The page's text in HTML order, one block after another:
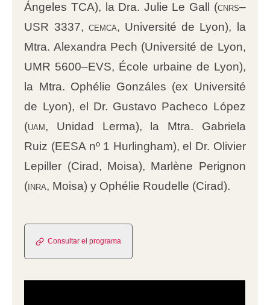
Ángeles TCA), la Dra. Julie Le Gall (cnrs–
USR 3337, cemca, Université de Lyon), la
Mtra. Alexandra Pech (Université de Lyon,
UMR 5600–EVS, École urbaine de Lyon),
la Mtra. Ophélie Gonzáles (ex Université
de Lyon), el Dr. Gustavo Pacheco López
(uam, Unidad Lerma), la Mtra. Gabriela
Ruiz (EESA nº 1 Hurlingham), el Dr. Olivier
Lepiller (Cirad, Moisa), Marlène Perignon
(inra, Moisa) y Ophélie Roudelle (Cirad).
Consultar el programa